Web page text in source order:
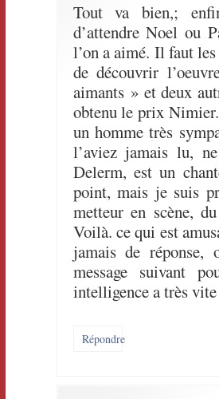
Tout va bien,;
d’attendre Noel ou
l’on a aimé. Il faut
de découvrir
aimants » et deux
obtenu le prix
un homme très
l’aviez jamais lu,
Delerm, est un
point, mais je suis
metteur en scène,
Voilà. ce qui est
jamais de
message suivant
intelligence a très
Répondre